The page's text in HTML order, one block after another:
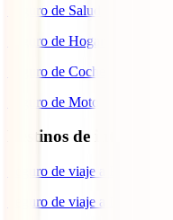
Seguro de Salud
Seguro de Hogar
Seguro de Coche
Seguro de Moto
Destinos de interés
Seguro de viaje a EEUU
Seguro de viaje a Indonesia